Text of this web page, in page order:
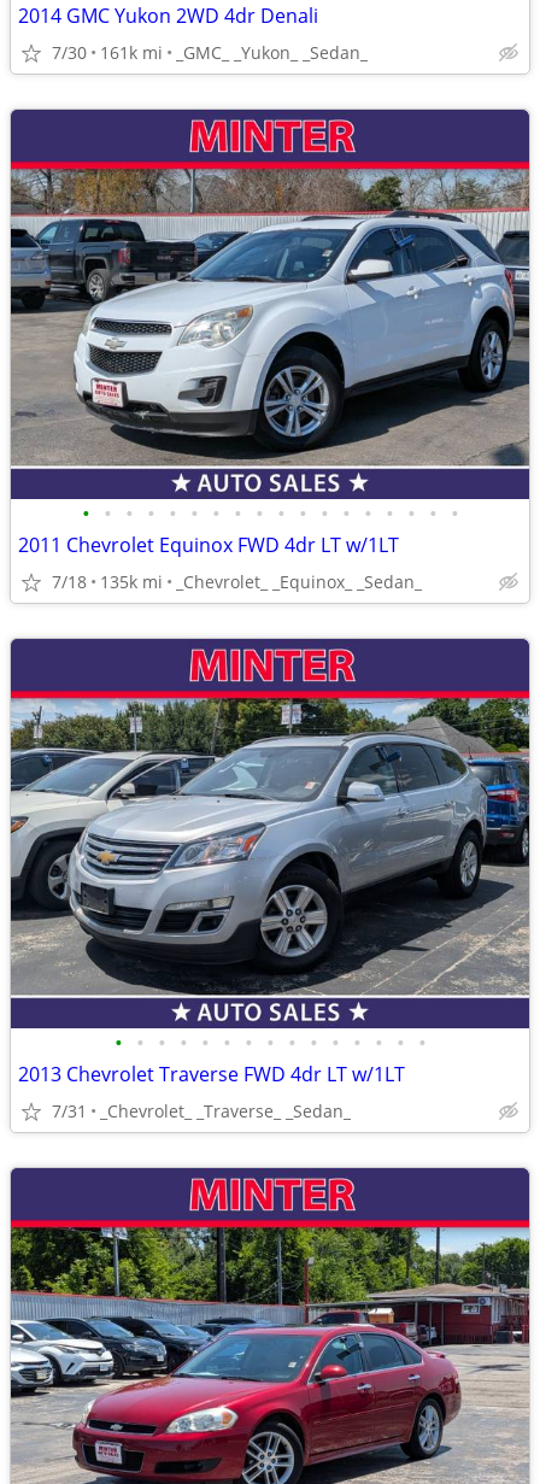
2014 GMC Yukon 2WD 4dr Denali
7/30 161k mi _GMC_ _Yukon_ _Sedan_
• • • • • • • • • • • • • • • • • •
2011 Chevrolet Equinox FWD 4dr LT w/1LT
7/18 135k mi _Chevrolet_ _Equinox_ _Sedan_
• • • • • • • • • • • • • • •
2013 Chevrolet Traverse FWD 4dr LT w/1LT
7/31 _Chevrolet_ _Traverse_ _Sedan_